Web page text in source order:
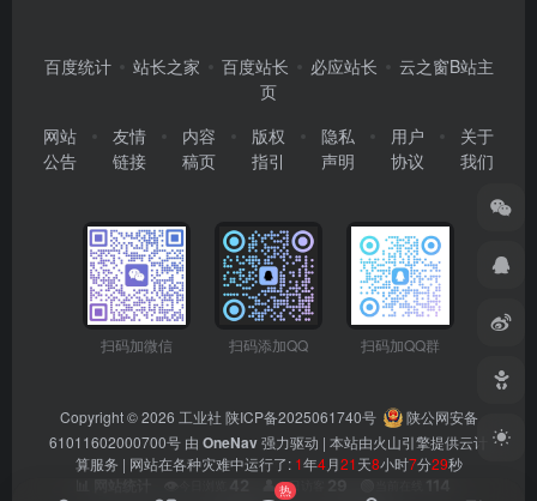
百度统计 站长之家 百度站长 必应站长
云之窗B站主
页
网站
公告
友情
链接
内容
稿页
版权
指引
隐私
声明
用户
协议
关于
我们
扫码加微信 扫码添加QQ 扫码加QQ群
Copyright © 2026 工业社 陕ICP备2025061740号
陕公网安备
61011602000700号 由 OneNav强力驱动 | 本站由火山引擎提供云计
算服务 | 网站在各种灾难中运行了: 1年4月21天8小时7分30秒
👤今日访客
热